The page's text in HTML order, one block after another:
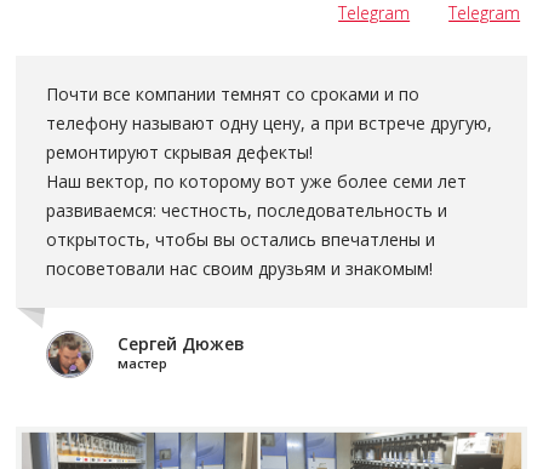
Telegram
Telegram
Почти все компании темнят со сроками и по
телефону называют одну цену, а при встрече другую,
ремонтируют скрывая дефекты!
Наш вектор, по которому вот уже более семи лет
развиваемся: честность, последовательность и
открытость, чтобы вы остались впечатлены и
посоветовали нас своим друзьям и знакомым!
Сергей Дюжев
мастер